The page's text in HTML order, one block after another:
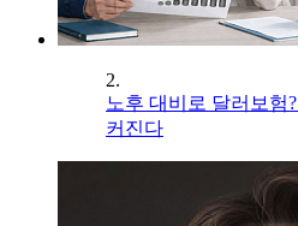
2.
노후 대비로 달러보험
커진다